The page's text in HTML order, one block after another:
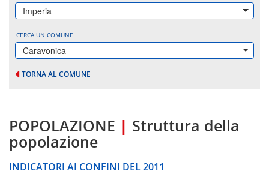
Imperia
CERCA UN COMUNE
Caravonica
TORNA AL COMUNE
POPOLAZIONE | Struttura della
popolazione
INDICATORI AI CONFINI DEL 2011